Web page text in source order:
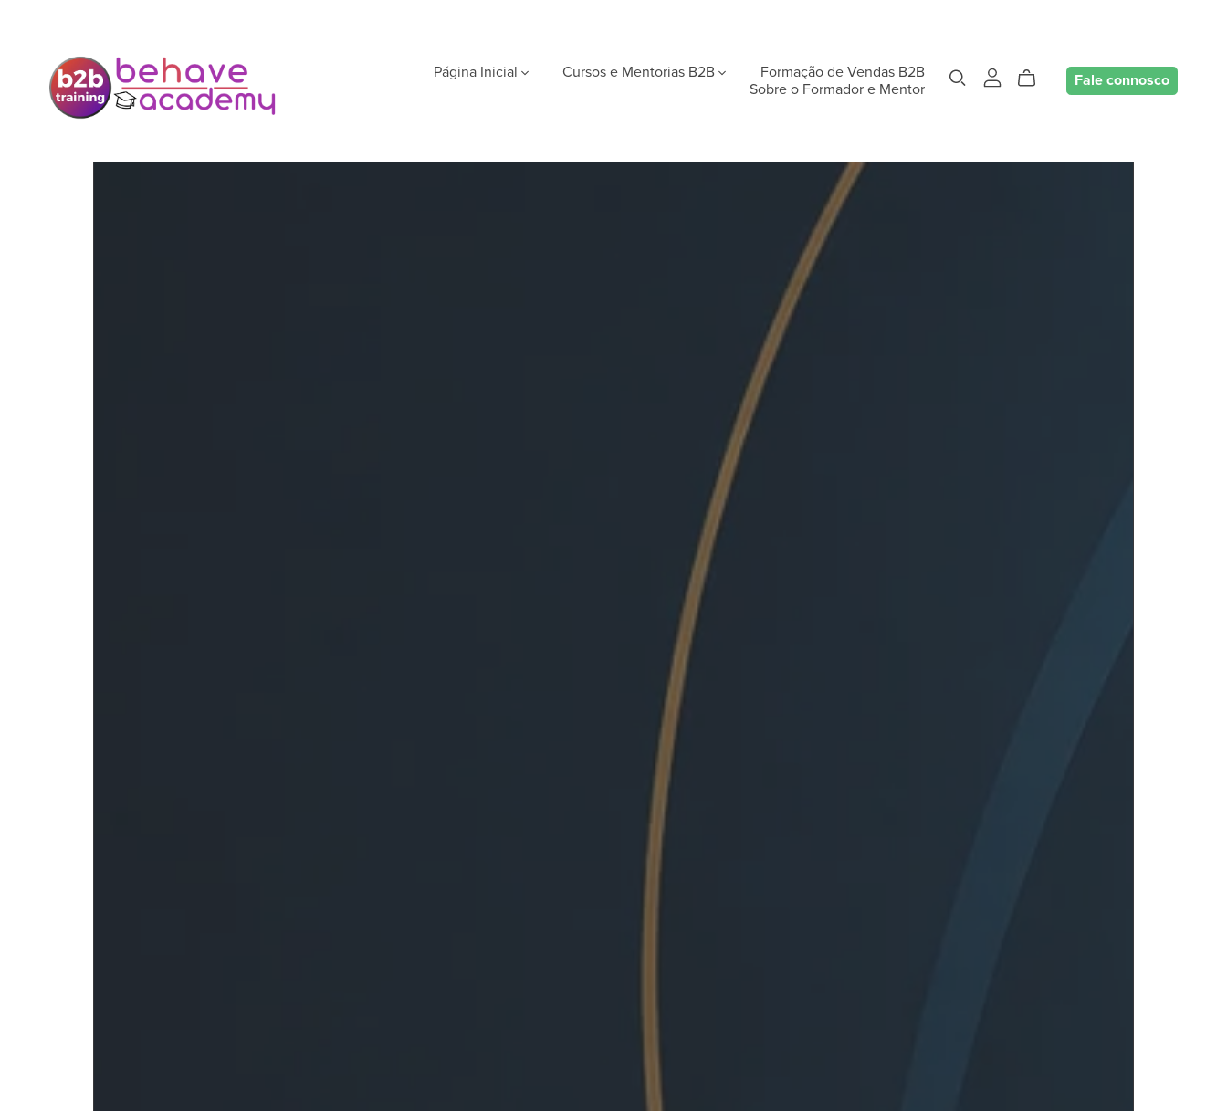
Página Inicial Cursos e Mentorias B2B
Formação de Vendas B2B
Sobre o Formador e Mentor
Fale connosco